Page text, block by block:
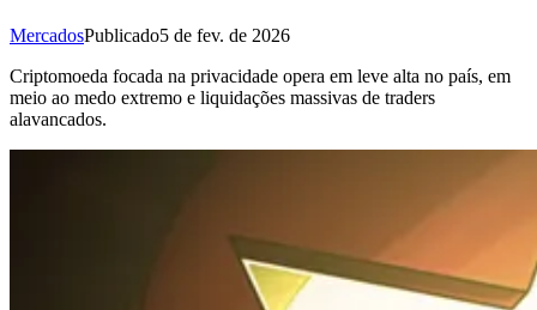
MercadosPublicado5 de fev. de 2026
Criptomoeda focada na privacidade opera em leve alta no país, em
meio ao medo extremo e liquidações massivas de traders
alavancados.